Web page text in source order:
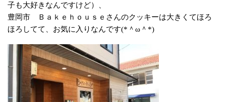
子も大好きなんですけど）、
豊岡市 Ｂａｋｅｈｏｕｓｅさんのクッキーは大きくてほろ
ほろしてて、お気に入りなんです(*＾ω＾*)